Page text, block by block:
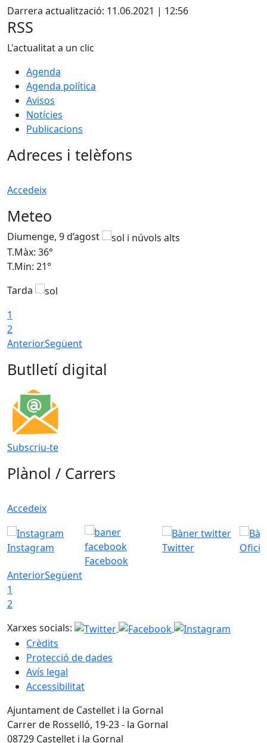
Darrera actualització: 11.06.2021 | 12:56
RSS
L'actualitat a un clic
Agenda
Agenda política
Avisos
Notícies
Publicacions
Adreces i telèfons
Accedeix
Meteo
Diumenge, 9 d’agost
T.Màx: 36°
T.Min: 21°
Tarda
1
2
AnteriorSegüent
Butlletí digital
Subscriu-te
Plànol / Carrers
Accedeix
Instagram
Facebook
Twitter
AnteriorSegüent
1
2
Xarxes socials:
Crèdits
Protecció de dades
Avís legal
Accessibilitat
Ajuntament de Castellet i la Gornal
Carrer de Rosselló, 19-23 - la Gornal
08729 Castellet i la Gornal